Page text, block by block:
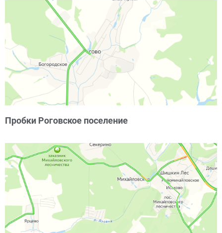
Пробки Роговское поселение